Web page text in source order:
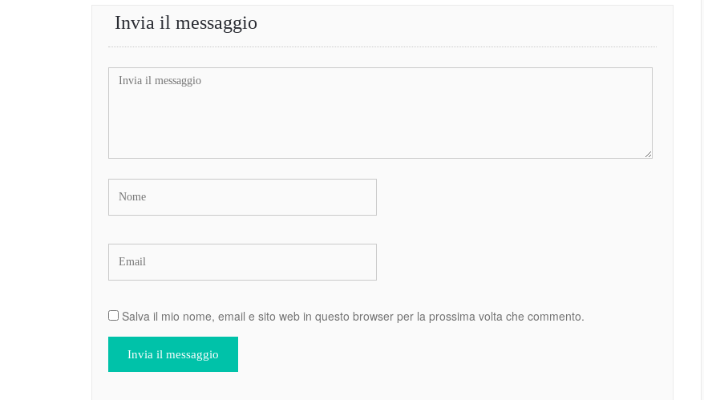
Invia il messaggio
Salva il mio nome, email e sito web in questo browser per la prossima volta che commento.